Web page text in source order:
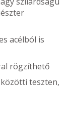
acélból is
rögzíthető
teszten,